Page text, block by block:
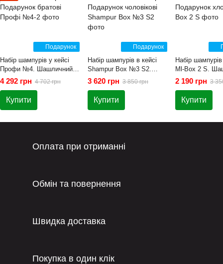
Подарунок
Набір шампурів у кейсі
Профи №4. Шашличний
набір. Подарунок братові
4 292 грн 4 702 грн
Купити
Подарунок
Набір шампурів в кейсі
Shampur Box №3 S2.
Шашличний набір.
Подарунок чоловікові
3 620 грн 3 850 грн
Купити
Набір шампурів
Ml-Box 2 S.
набір.
2 190 грн 3
Купити
Оплата при отриманні
Обмін та повернення
Швидка доставка
Покупка в один клік